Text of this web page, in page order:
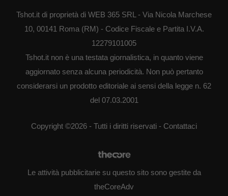
Tshot.it di proprietà di WEB 365 SRL - Via Nicola Marchese
10, 00141 Roma (RM) - Codice Fiscale e Partita I.V.A.
12279101005
Tshot.it non è una testata giornalistica, in quanto viene
aggiornato senza alcuna periodicità. Non può pertanto
considerarsi un prodotto editoriale ai sensi della legge n. 62
del 07.03.2001
Copyright ©2026 - Tutti i diritti riservati - Contattaci
Le attività pubblicitarie su questo sito sono gestite da
theCoreAdv